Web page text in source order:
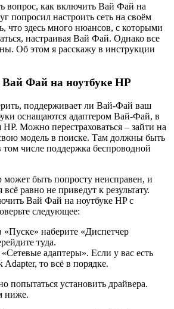
вопрос, как включить Вай Фай на
попросил настроить сеть на своём
что здесь много нюансов, с которыми
настраивая Вай Фай. Однако все
Об этом я расскажу в инструкции
Фай на ноутбуке HP
поддерживает ли Вай-Фай ваш
оснащаются адаптером Вай-Фай, в
Можно перестраховаться – зайти на
модель в поиске. Там должны быть
числе поддержка беспроводной
может быть попросту неисправен, и
равно не приведут к результату.
Вай Фай на ноутбуке HP с
следующее:
«Пуске» наберите «Диспетчер
туда.
адаптеры». Если у вас есть
Adapter, то всё в порядке.
попытаться установить драйвера.
ниже.